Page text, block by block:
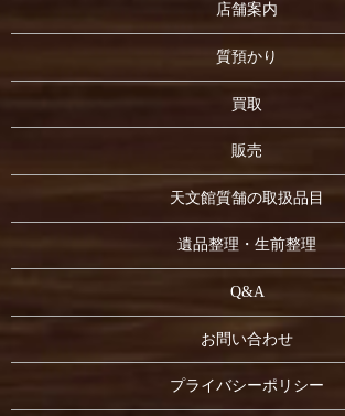
店舗案内
質預かり
買取
販売
天文館質舗の取扱品目
遺品整理・生前整理
Q&A
お問い合わせ
プライバシーポリシー